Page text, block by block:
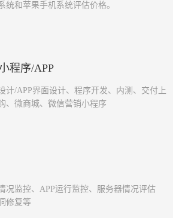
统和苹果手机系统评估价格。
程序/APP
计/APP界面设计、程序开发、内测、交付上
、微商城、微信营销小程序
况监控、APP运行监控、服务器情况评估
修复等